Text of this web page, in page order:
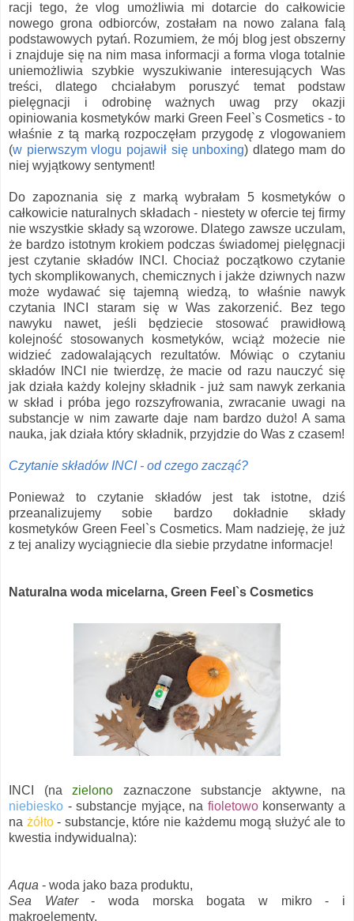
racji tego, że vlog umożliwia mi dotarcie do całkowicie
nowego grona odbiorców, zostałam na nowo zalana falą
podstawowych pytań. Rozumiem, że mój blog jest obszerny
i znajduje się na nim masa informacji a forma vloga totalnie
uniemożliwia szybkie wyszukiwanie interesujących Was
treści, dlatego chciałabym poruszyć temat podstaw
pielęgnacji i odrobinę ważnych uwag przy okazji
opiniowania kosmetyków marki Green Feel`s Cosmetics - to
właśnie z tą marką rozpoczęłam przygodę z vlogowaniem
(w pierwszym vlogu pojawił się unboxing) dlatego mam do
niej wyjątkowy sentyment!
Do zapoznania się z marką wybrałam 5 kosmetyków o
całkowicie naturalnych składach - niestety w ofercie tej firmy
nie wszystkie składy są wzorowe. Dlatego zawsze uczulam,
że bardzo istotnym krokiem podczas świadomej pielęgnacji
jest czytanie składów INCI. Chociaż początkowo czytanie
tych skomplikowanych, chemicznych i jakże dziwnych nazw
może wydawać się tajemną wiedzą, to właśnie nawyk
czytania INCI staram się w Was zakorzenić. Bez tego
nawyku nawet, jeśli będziecie stosować prawidłową
kolejność stosowanych kosmetyków, wciąż możecie nie
widzieć zadowalających rezultatów. Mówiąc o czytaniu
składów INCI nie twierdzę, że macie od razu nauczyć się
jak działa każdy kolejny składnik - już sam nawyk zerkania
w skład i próba jego rozszyfrowania, zwracanie uwagi na
substancje w nim zawarte daje nam bardzo dużo! A sama
nauka, jak działa który składnik, przyjdzie do Was z czasem!
Czytanie składów INCI - od czego zacząć?
Ponieważ to czytanie składów jest tak istotne, dziś
przeanalizujemy sobie bardzo dokładnie składy
kosmetyków Green Feel`s Cosmetics. Mam nadzieję, że już
z tej analizy wyciągniecie dla siebie przydatne informacje!
Naturalna woda micelarna, Green Feel`s Cosmetics
INCI (na zielono zaznaczone substancje aktywne, na
niebiesko - substancje myjące, na fioletowokonserwanty a
na żółto- substancje, które nie każdemu mogą służyć ale to
kwestia indywidualna):
Aqua - woda jako baza produktu,
Sea Water- woda morska bogata w mikro - i
makroelementy,